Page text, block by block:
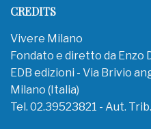
CREDITS
Vivere Milano
Fondato e diretto da Enzo
EDB edizioni - Via Brivio
Milano (Italia)
Tel. 02.39523821 - Aut.